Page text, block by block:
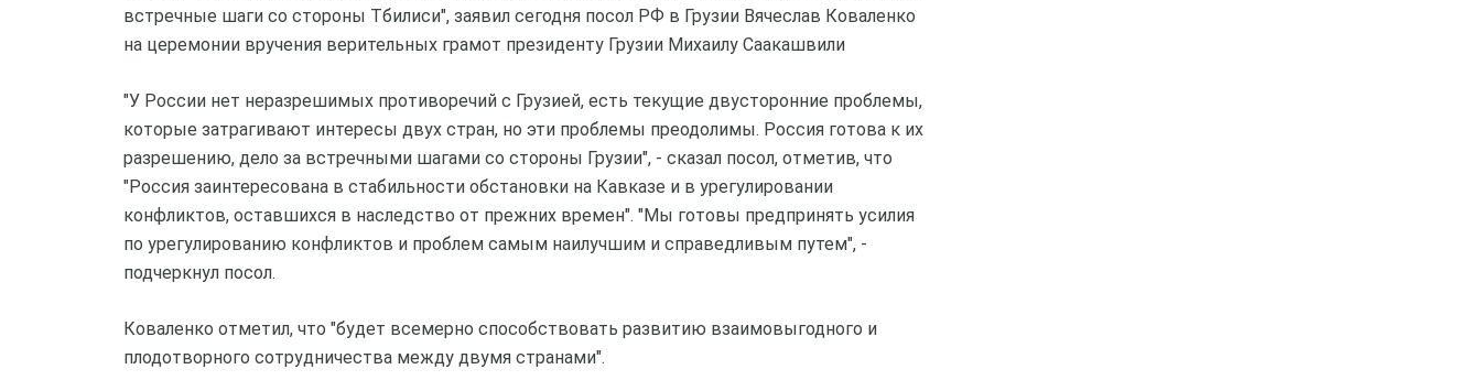
встречные шаги со стороны Тбилиси", заявил сегодня посол РФ в Грузии Вячеслав Коваленко
на церемонии вручения верительных грамот президенту Грузии Михаилу Саакашвили
"У России нет неразрешимых противоречий с Грузией, есть текущие двусторонние проблемы,
которые затрагивают интересы двух стран, но эти проблемы преодолимы. Россия готова к их
разрешению, дело за встречными шагами со стороны Грузии", - сказал посол, отметив, что
"Россия заинтересована в стабильности обстановки на Кавказе и в урегулировании
конфликтов, оставшихся в наследство от прежних времен". "Мы готовы предпринять усилия
по урегулированию конфликтов и проблем самым наилучшим и справедливым путем", -
подчеркнул посол.
Коваленко отметил, что "будет всемерно способствовать развитию взаимовыгодного и
плодотворного сотрудничества между двумя странами".